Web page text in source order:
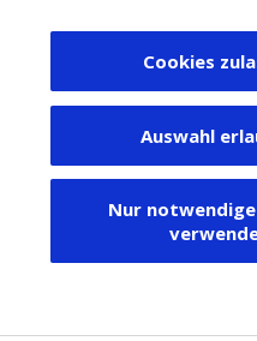
Cookies
Auswahl
Nur